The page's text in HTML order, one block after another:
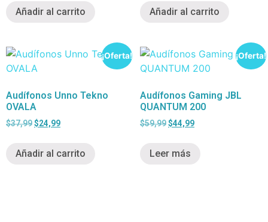
Añadir al carrito Añadir al carrito
¡Oferta!
Audífonos Unno Tekno
OVALA
$37,99$24,99
Añadir al carrito
¡Oferta!
Audífonos Gaming JBL
QUANTUM 200
$59,99$44,99
Leer más